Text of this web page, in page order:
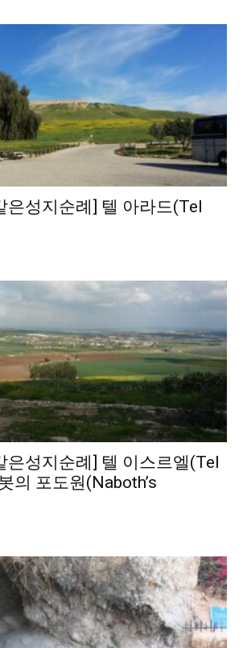
은성지순례] 텔 아라드(Tel
은성지순례] 텔 이스르엘(Tel
의 포도원(Naboth’s